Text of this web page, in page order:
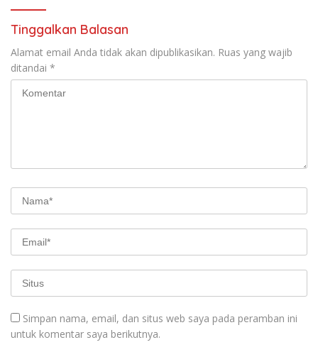
Tinggalkan Balasan
Alamat email Anda tidak akan dipublikasikan. Ruas yang wajib
ditandai *
Simpan nama, email, dan situs web saya pada peramban ini
untuk komentar saya berikutnya.